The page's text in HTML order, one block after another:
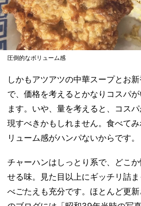
圧倒的なボリューム感
しかもアツアツの中華スープとお
で、価格を考えるとかなりコスパ
ます。いや、量を考えると、コス
現すべきかもしれません。食べて
リューム感がハンパないからです。
チャーハンはしっとり系で、どこ
せる味。見た目以上にギッチリ詰
べごたえも充分です。ほとんど更